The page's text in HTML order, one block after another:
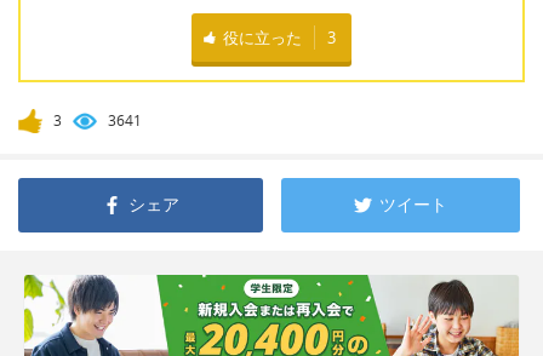
役に立った 3
3 3641
シェア ツイート